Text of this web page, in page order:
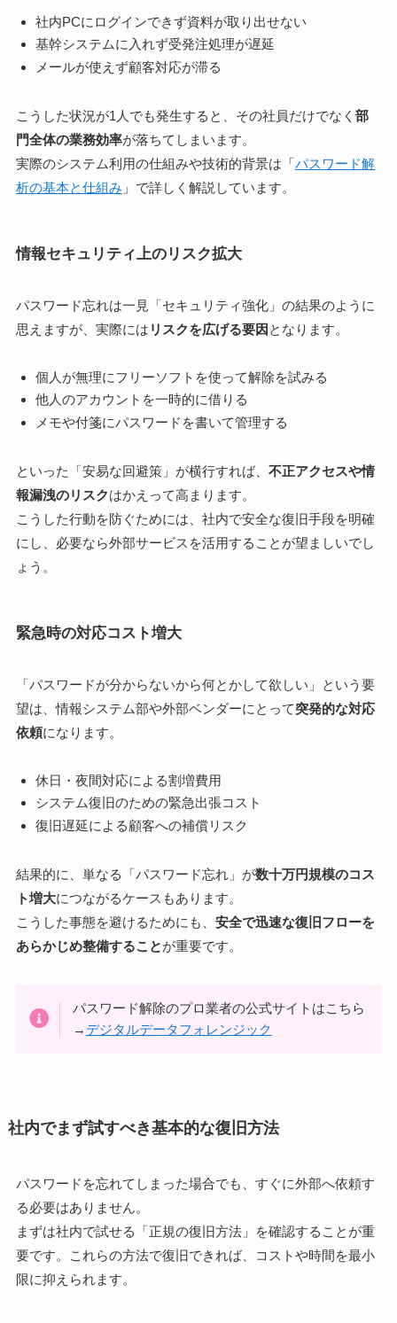
社内PCにログインできず資料が取り出せない
基幹システムに入れず受発注処理が遅延
メールが使えず顧客対応が滞る
こうした状況が1人でも発生すると、その社員だけでなく 部
門全体の業務効率が落ちてしまいます。
実際のシステム利用の仕組みや技術的背景は「パスワード解
析の基本と仕組み 」で詳しく解説しています。
情報セキュリティ上のリスク拡大
パスワード忘れは一見「セキュリティ強化」の結果のように
思えますが、実際には リスクを広げる要因 となります。
個人が無理にフリーソフトを使って解除を試みる
他人のアカウントを一時的に借りる
メモや付箋にパスワードを書いて管理する
といった「安易な回避策」が横行すれば、 不正アクセスや情
報漏洩のリスクはかえって高まります。
こうした行動を防ぐためには、社内で安全な復旧手段を明確
にし、必要なら外部サービスを活用することが望ましいでし
ょう。
緊急時の対応コスト増大
「パスワードが分からないから何とかして欲しい」という要
望は、情報システム部や外部ベンダーにとって突発的な対応
依頼になります。
休日・夜間対応による割増費用
システム復旧のための緊急出張コスト
復旧遅延による顧客への補償リスク
結果的に、単なる「パスワード忘れ」が数十万円規模のコス
ト増大につながるケースもあります。
こうした事態を避けるためにも、 安全で迅速な復旧フローを
あらかじめ整備することが重要です。
パスワード解除のプロ業者の公式サイトはこちら
→ デジタルデータフォレンジック
社内でまず試すべき基本的な復旧方法
パスワードを忘れてしまった場合でも、すぐに外部へ依頼す
る必要はありません。
まずは社内で試せる「正規の復旧方法」を確認することが重
要です。これらの方法で復旧できれば、コストや時間を最小
限に抑えられます。